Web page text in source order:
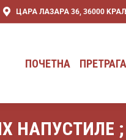
ЦАРА ЛАЗАРА 36, 36000
ПОЧЕТНА
НАПУСТИЛЕ